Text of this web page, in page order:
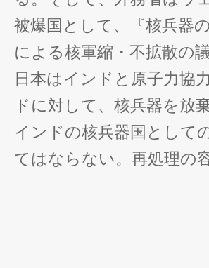
被爆国として、『核兵器
による核軍縮・不拡散の
日本はインドと原子力協
ドに対して、核兵器を放
インドの核兵器国として
てはならない。再処理の